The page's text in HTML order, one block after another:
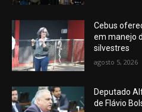
Cebus
em manejo
silvestres
agosto 5, 2026
Deputado
de Flávio